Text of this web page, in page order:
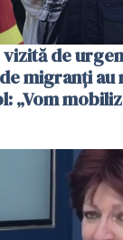
de
migranți au
„Vom